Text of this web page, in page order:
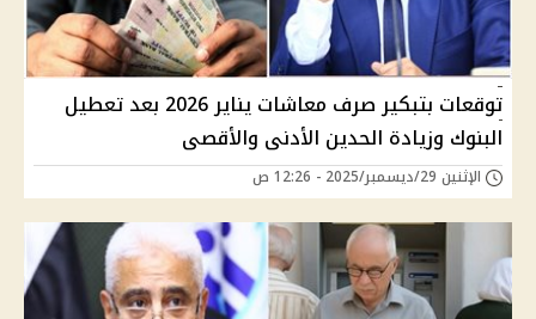
توقعات بتبكير صرف معاشات يناير 2026 بعد تعطيل
البنوك وزيادة الحدين الأدنى والأقصى
الإثنين 29/ديسمبر/2025 - 12:26 ص